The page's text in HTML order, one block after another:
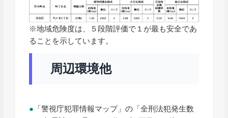
※地域危険度は、５段階評価で１が最も安全であ
ることを示しています。
周辺環境他
● 「警視庁犯罪情報マップ」の「全刑法犯発生数